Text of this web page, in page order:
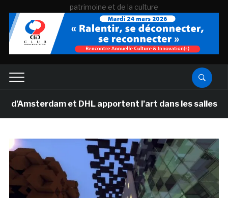
patrimoine et de la culture
et DHL apportent l’art dans les salles de